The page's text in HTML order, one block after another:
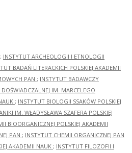
; INSTYTUT ARCHEOLOGII I ETNOLOGII
BADAŃ LITERACKICH POLSKIEJ AKADEMII
PAN ; INSTYTUT BADAWCZY
IM. MARCELEGO
; INSTYTUT BIOLOGII SSAKÓW POLSKIEJ
IM. WŁADYSŁAWA SZAFERA POLSKIEJ
BIOORGANICZNEJ POLSKIEJ AKADEMII
PAN ; INSTYTUT CHEMII ORGANICZNEJ PAN
AKADEMII NAUK ; INSTYTUT FILOZOFII I